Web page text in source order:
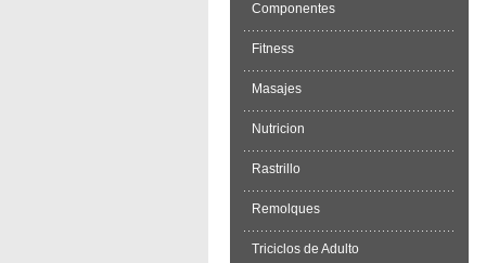
Componentes
Fitness
Masajes
Nutricion
Rastrillo
Remolques
Triciclos de Adulto